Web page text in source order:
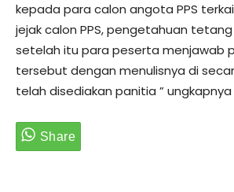
kepada para calon angota PPS
jejak calon PPS, pengetahuan
setelah itu para peserta menjawab
tersebut dengan menulisnya di
telah disediakan panitia ” ungkapnya